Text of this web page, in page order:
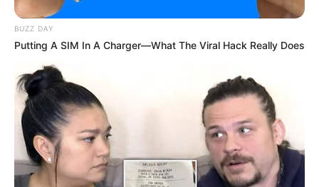
BUZZ DAY
Putting A SIM In A Charger—What The Viral Hack Really Does